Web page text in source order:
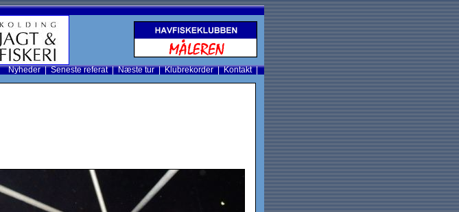
Nyheder|Seneste referat|Næste tur|Klubrekorder|Kontakt|